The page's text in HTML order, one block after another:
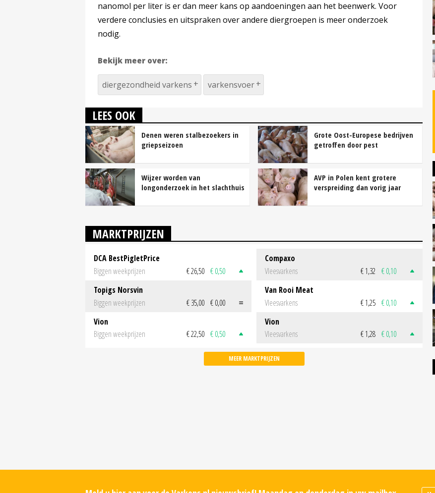
nanomol per liter is er dan meer kans op aandoeningen aan het beenwerk. Voor
verdere conclusies en uitspraken over andere diergroepen is meer onderzoek
nodig.
Bekijk meer over:
diergezondheid varkens varkensvoer
LEES OOK
Denen weren stalbezoekers in
griepseizoen
Grote Oost-Europese bedrijven
getroffen door pest
Wijzer worden van
longonderzoek in het slachthuis
AVP in Polen kent grotere
verspreiding dan vorig jaar
MARKTPRIJZEN
DCA BestPigletPrice
Biggen weekprijzen
€ 26,50 € 0,50
Topigs Norsvin
Biggen weekprijzen
€ 35,00 € 0,00
Vion
Biggen weekprijzen
€ 22,50 € 0,50
Compaxo
Vleesvarkens
€ 1,32 € 0,10
Van Rooi Meat
Vleesvarkens
€ 1,25 € 0,10
Vion
Vleesvarkens
€ 1,28 € 0,10
MEER MARKTPRIJZEN